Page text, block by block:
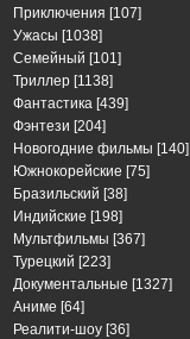
Приключения [107]
Ужасы [1038]
Семейный [101]
Триллер [1138]
Фантастика [439]
Фэнтези [204]
Новогодние фильмы [140]
Южнокорейские [75]
Бразильский [38]
Индийские [198]
Мультфильмы [367]
Турецкий [223]
Документальные [1327]
Аниме [64]
Реалити-шоу [36]